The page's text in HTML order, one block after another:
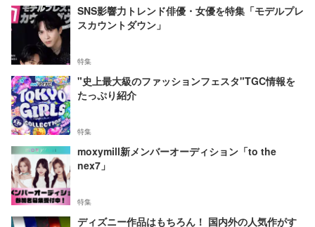
SNS影響力トレンド俳優・女優を特集「モデルプレ
スカウントダウン」
特集
"史上最大級のファッションフェスタ"TGC情報を
たっぷり紹介
特集
moxymill新メンバーオーディション「to the
nex7」
特集
ディズニー作品はもちろん！ 国内外の人気作がす